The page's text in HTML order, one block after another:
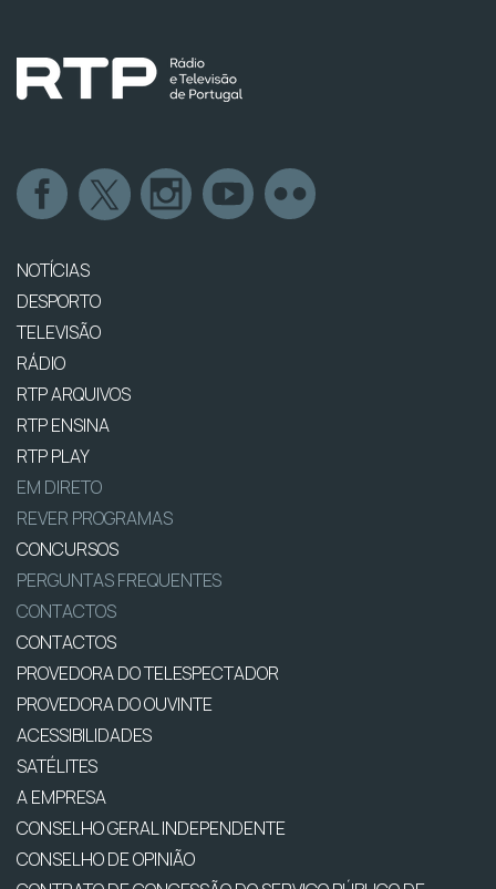
NOTÍCIAS
DESPORTO
TELEVISÃO
RÁDIO
RTP ARQUIVOS
RTP ENSINA
RTP PLAY
EM DIRETO
REVER PROGRAMAS
CONCURSOS
PERGUNTAS FREQUENTES
CONTACTOS
CONTACTOS
PROVEDORA DO TELESPECTADOR
PROVEDORA DO OUVINTE
ACESSIBILIDADES
SATÉLITES
A EMPRESA
CONSELHO GERAL INDEPENDENTE
CONSELHO DE OPINIÃO